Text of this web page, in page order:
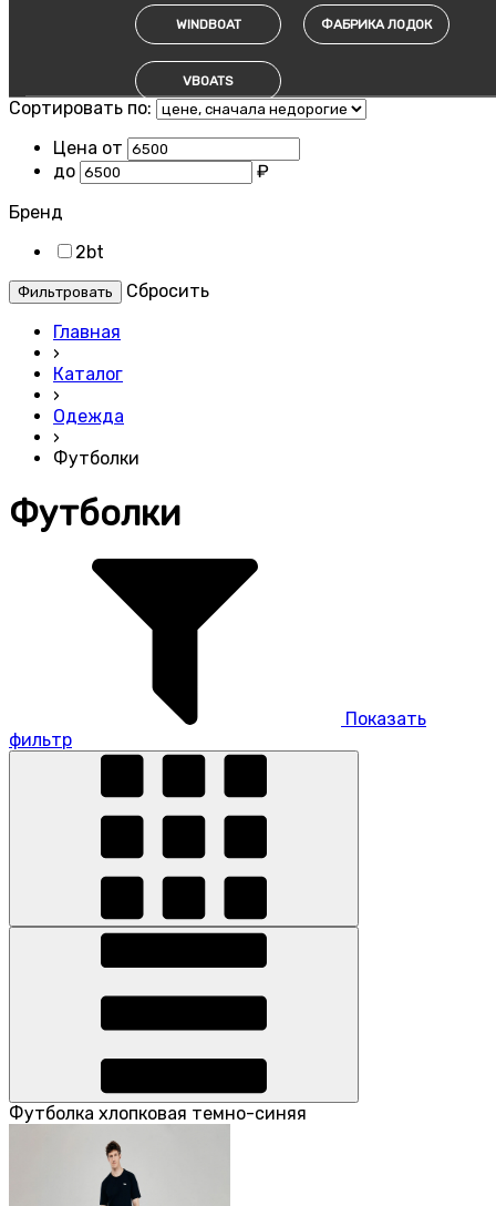
WINDBOAT ФАБРИКА ЛОДОК
VBOATS
Сортировать по:
Цена от
до
₽
Бренд
2bt
Cбросить
Главная
›
Каталог
›
Одежда
›
Футболки
Футболки
Показать
фильтр
Футболка хлопковая темно-синяя